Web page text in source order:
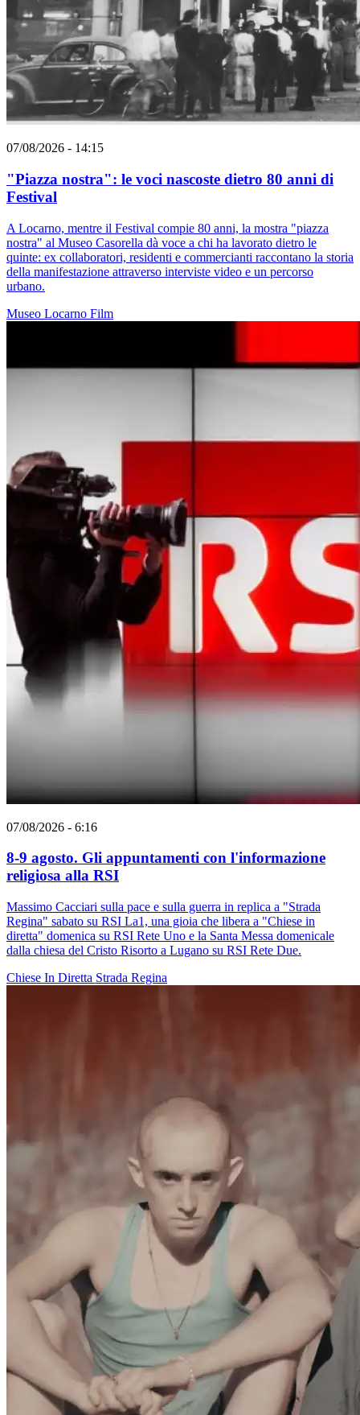
07/08/2026 - 14:15
"Piazza nostra": le voci nascoste dietro 80 anni di
Festival
A Locarno, mentre il Festival compie 80 anni, la mostra "piazza
nostra" al Museo Casorella dà voce a chi ha lavorato dietro le
quinte: ex collaboratori, residenti e commercianti raccontano la storia
della manifestazione attraverso interviste video e un percorso
urbano.
Museo Locarno Film
07/08/2026 - 6:16
8-9 agosto. Gli appuntamenti con l'informazione
religiosa alla RSI
Massimo Cacciari sulla pace e sulla guerra in replica a "Strada
Regina" sabato su RSI La1, una gioia che libera a "Chiese in
diretta" domenica su RSI Rete Uno e la Santa Messa domenicale
dalla chiesa del Cristo Risorto a Lugano su RSI Rete Due.
Chiese In Diretta Strada Regina